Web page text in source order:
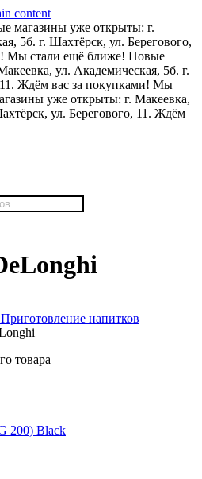
content
магазины уже открыты: г.
5б. г. Шахтёрск, ул. Берегового,
Мы стали ещё ближе! Новые
ул. Академическая, 5б. г.
Ждём вас за покупками! Мы
уже открыты: г. Макеевка,
ул. Берегового, 11. Ждём
Приготовление напитков
товара